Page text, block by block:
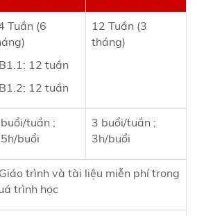
Tuần (6
12 tuần
12 tuần
12 Tuần (3
tháng)
tuần ;
buổi
3 buổi/tuần ;
3h/buổi
trình và tài liệu miễn phí trong
trình học